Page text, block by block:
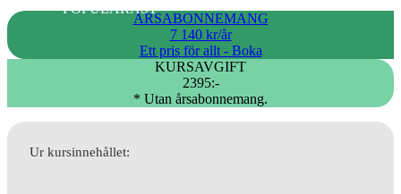
POPULÄRAST
ÅRSABONNEMANG
7 140 kr/år
Ett pris för allt - Boka
KURSAVGIFT
2395:-
* Utan årsabonnemang.
Ur kursinnehållet: